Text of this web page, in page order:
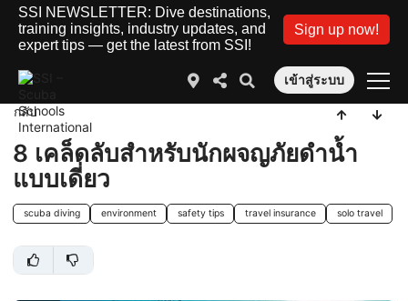
SSI NEWSLETTER: Dive destinations,
training insights, industry updates, and
expert tips — get the latest from SSI!
Sign up now!
เข้าสู่ระบบ
กลับ
8 เคล็ดลับสำหรับนักผจญภัยดำน้ำ
แบบเดี่ยว
scuba diving environment safety tips travel insurance solo travel